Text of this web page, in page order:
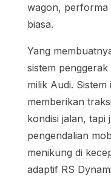
wagon,
biasa.
Yang
sistem penggerak
milik Audi. Sistem
memberikan
kondisi jalan, tapi
pengendalian
menikung di
adaptif RS